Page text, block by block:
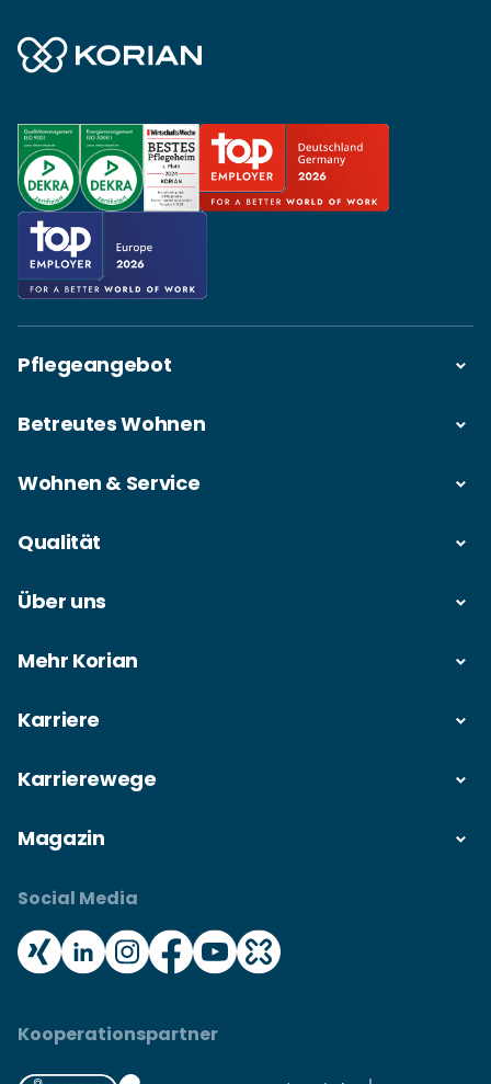
Pflegeangebot
Betreutes Wohnen
Wohnen & Service
Qualität
Über uns
Mehr Korian
Karriere
Karrierewege
Magazin
Social Media
Kooperationspartner